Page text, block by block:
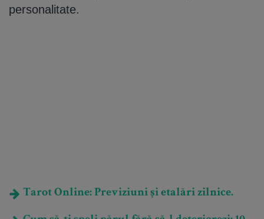
personalitate.
Tarot Online: Previziuni și etalări zilnice.